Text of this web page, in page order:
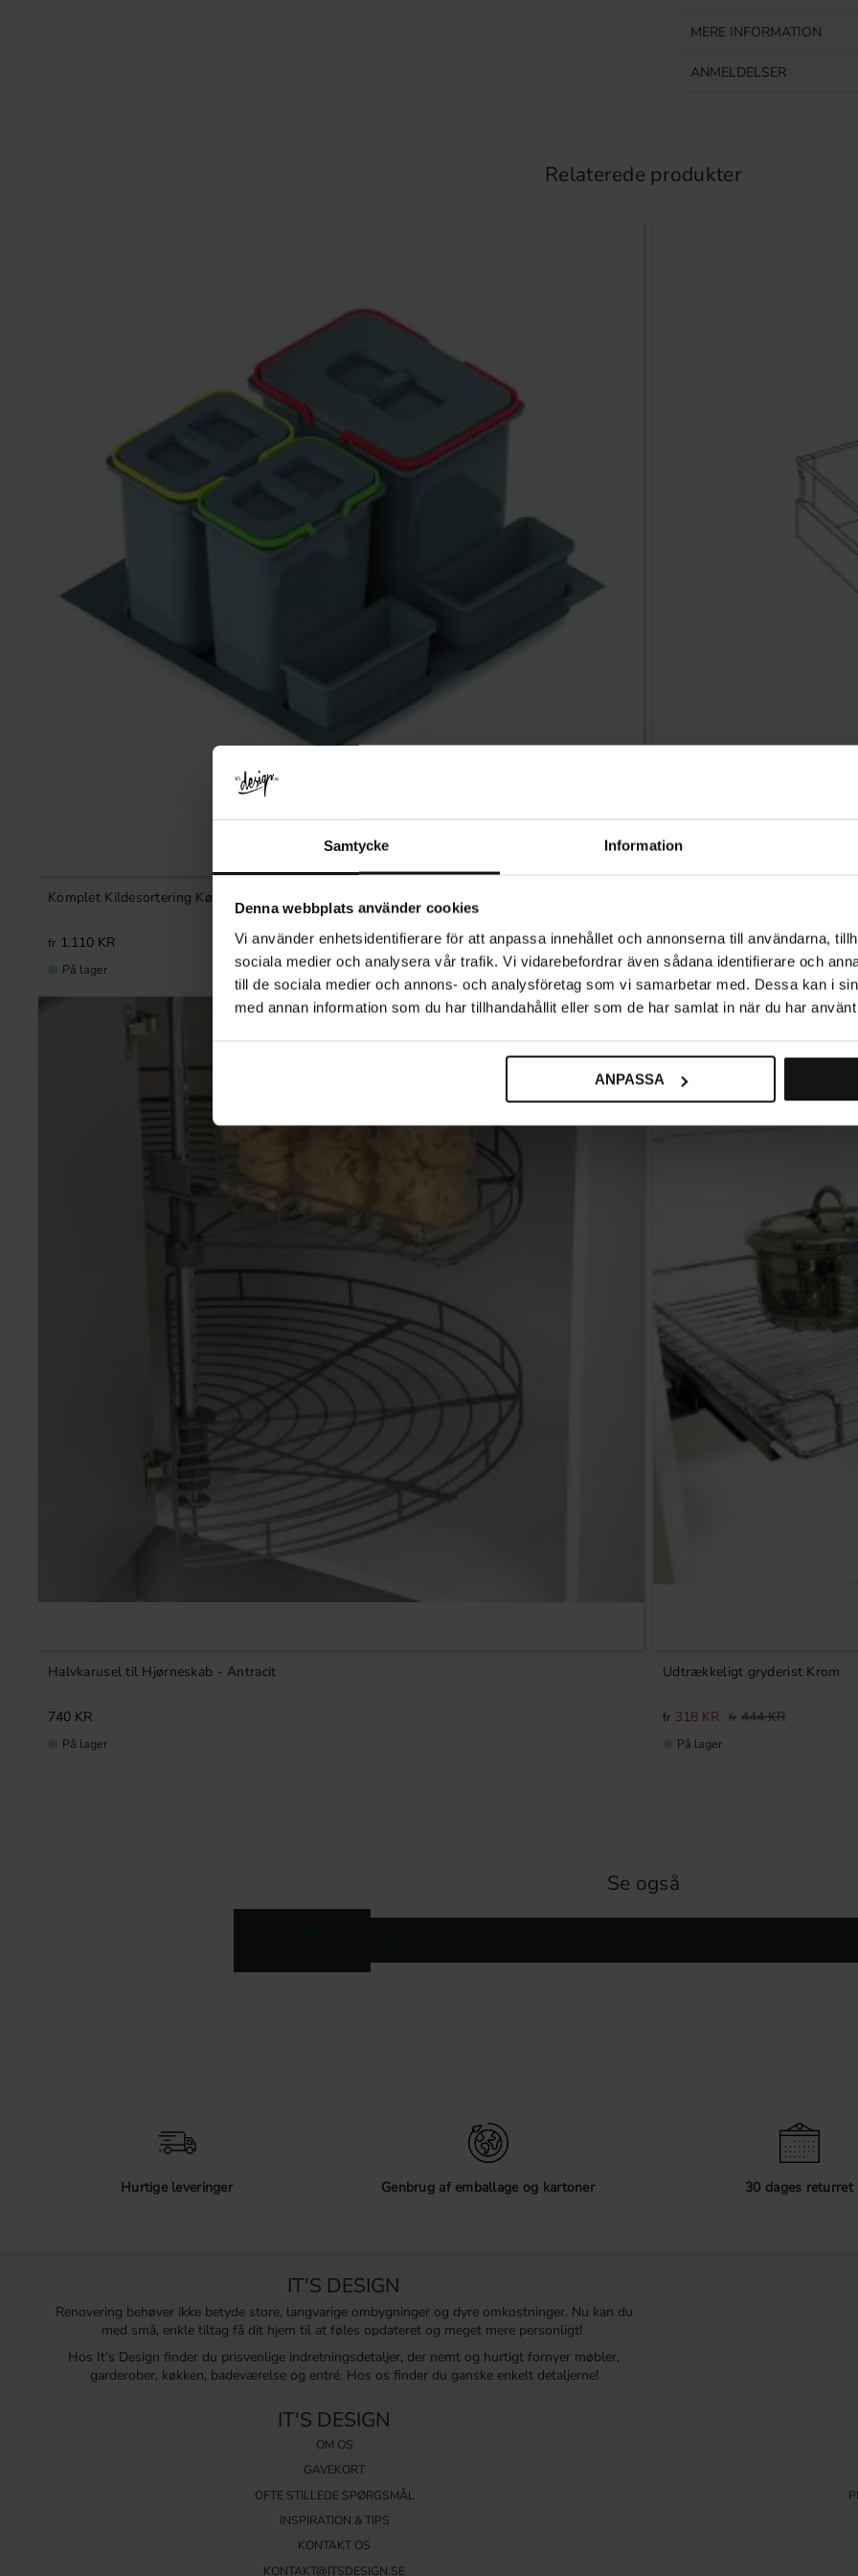
Samtycke Information
Denna webbplats använder cookies
Vi använder enhetsidentifierare för att anpassa innehållet och annonserna till användarna,
sociala medier och analysera vår trafik. Vi vidarebefordrar även sådana identifierare och
till de sociala medier och annons- och analysföretag som vi samarbetar med. Dessa kan i
med annan information som du har tillhandahållit eller som de har samlat in när du har
ANPASSA
MERE INFORMATION
ANMELDELSER
Relaterede produkter
Komplet Kildesortering Køkkenskuffe
1.110 KR
På lager
948KR
1-2 uger
Halvkarusel til Hjørneskab - Antracit
740 KR
På lager
Udtrækkeligt gryderist Krom
318 KR 444KR
På lager
Se også
Hurtige leveringer Genbrug af emballage og kartoner 30 dages returret
IT'S DESIGN
Renovering behøver ikke betyde store, langvarige ombygninger og dyre omkostninger. Nu kan du
med små, enkle tiltag få dit hjem til at føles opdateret og meget mere personligt!
Hos It’s Design finder du prisvenlige indretningsdetaljer, der nemt og hurtigt fornyer møbler,
garderober, køkken, badeværelse og entré. Hos os finder du ganske enkelt detaljerne!
IT'S DESIGN
OM OS
GAVEKORT
OFTE STILLEDE SPØRGSMÅL
INSPIRATION & TIPS
KONTAKT OS
KONTAKT@ITSDESIGN.SE